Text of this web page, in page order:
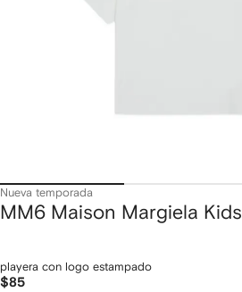
Nueva temporada
MM6 Maison Margiela Kids
playera con logo estampado
$85